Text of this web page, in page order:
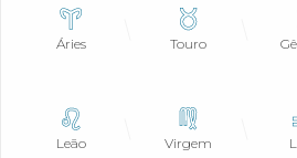
Áries Touro
Leão Virgem